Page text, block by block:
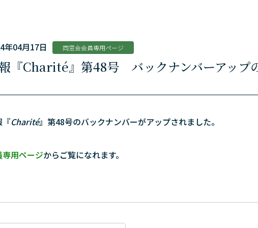
年04月17日 同窓会会員専用ページ
『Charité』第48号 バックナンバーアップ
『Charité』第48号のバックナンバーがアップされました。
専用ページからご覧になれます。